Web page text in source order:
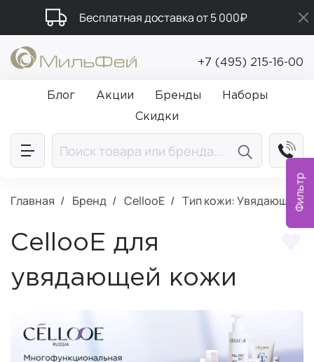
Фильтр
Бесплатная доставка от 5 000₽
Промокод ПРИВЕТ
Подарки в каждый заказ от 5 000₽
+7 (495) 215-16-00
Блог Акции Бренды
Наборы
Скидки
Главная Бренд CellooE Тип кожи: Увядающая
CellooE для
увядающей кожи